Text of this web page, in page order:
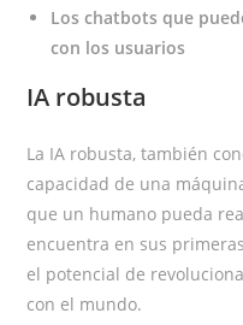
Los chatbots que
con los usuarios
IA robusta
La IA robusta, también
capacidad de una
que un humano pueda
encuentra en sus
el potencial de
con el mundo.